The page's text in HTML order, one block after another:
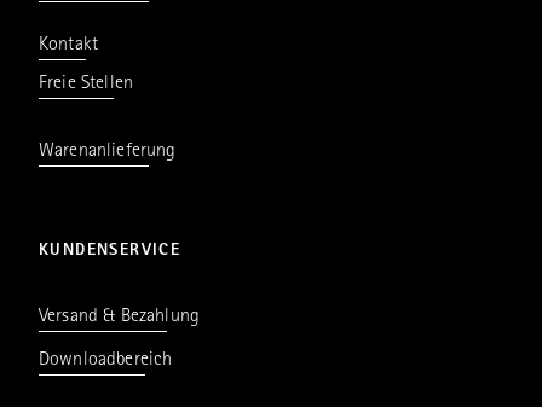
Kontakt
Freie Stellen
Warenanlieferung
KUNDENSERVICE
Versand & Bezahlung
Downloadbereich